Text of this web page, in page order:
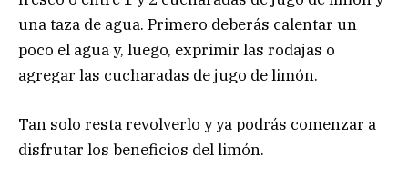
una taza de agua. Primero deberás calentar un
poco el agua y, luego, exprimir las rodajas o
agregar las cucharadas de jugo de limón.
Tan solo resta revolverlo y ya podrás comenzar a
disfrutar los beneficios del limón.